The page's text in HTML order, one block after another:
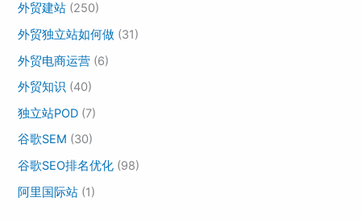
外贸建站 (250)
外贸独立站如何做 (31)
外贸电商运营 (6)
外贸知识 (40)
独立站POD (7)
谷歌SEM (30)
谷歌SEO排名优化 (98)
阿里国际站 (1)